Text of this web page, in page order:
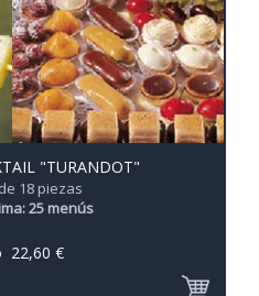
"TURANDOT"
18 piezas
25 menús
22,60 €